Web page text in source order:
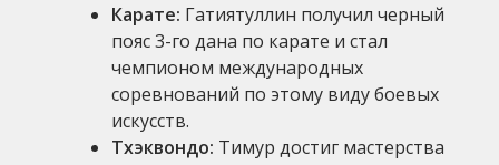
Карате: Гатиятуллин получил черный
пояс 3-го дана по карате и стал
чемпионом международных
соревнований по этому виду боевых
искусств.
Тхэквондо: Тимур дoстиг мастерства